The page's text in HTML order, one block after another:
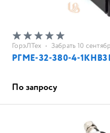
ГорэЛТех • Забрать 10
РГМЕ-32-380-4-
По запросу